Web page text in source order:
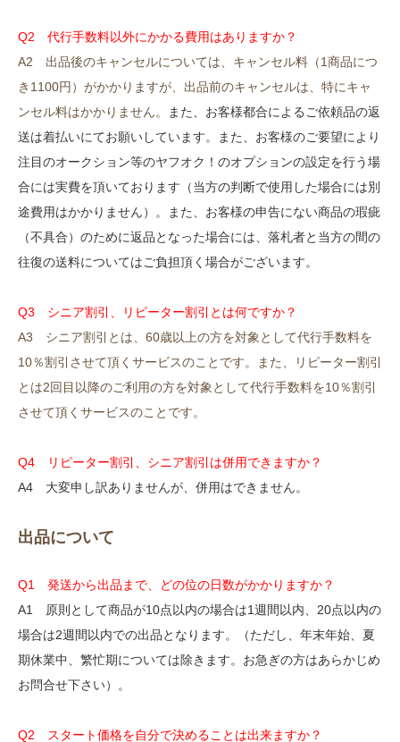
Q2 代行手数料以外にかかる費用はありますか？
A2 出品後のキャンセルについては、キャンセル料（1商品につ
き1100円）がかかりますが、出品前のキャンセルは、特にキャ
ンセル料はかかりません。
また、お客様都合によるご依頼品の返
送は着払いにてお願いしています。また、お客様のご要望により
注目のオークション等のヤフオク！のオプションの設定を行う場
合には実費を頂いております（当方の判断で使用した場合には別
途費用はかかりません）。また、お客様の申告にない商品の瑕疵
（不具合）のために返品となった場合には、落札者と当方の間の
往復の送料についてはご負担頂く場合がございます。
Q3
シニア割引、リピーター割引とは何ですか？
A3
シニア割引とは、60歳以上の方を対象として代行手数料を
10％割引させて頂くサービスのことです。また、リピーター割引
とは2回目以降のご利用の方を対象として代行手数料を10％割引
させて頂くサービスのことです。
Q4 リピーター割引、シニア割引は併用できますか？
A4 大変申し訳ありませんが、併用はできません。
出品について
Q1 発送から出品まで、どの位の日数がかかりますか？
A1 原則として商品が10点以内の場合は1週間以内、20点以内の
場合は2週間以内での出品となります。（ただし、年末年始、夏
期休業中、繁忙期については除きます。お急ぎの方はあらかじめ
お問合せ下さい）。
Q2 スタート価格を自分で決めることは出来ますか？